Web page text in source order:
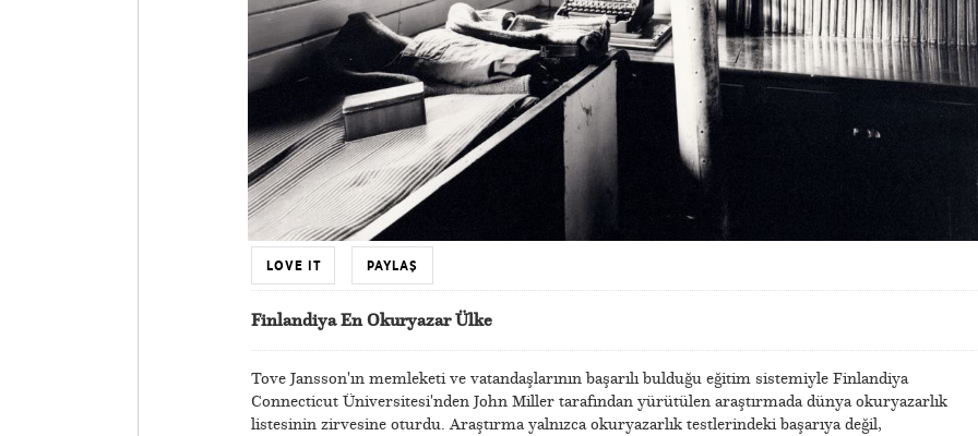
LOVE IT PAYLAŞ
Finlandiya En Okuryazar Ülke
Tove Jansson'ın memleketi ve vatandaşlarının başarılı bulduğu eğitim sistemiyle Finlandiya
Connecticut Üniversitesi'nden John Miller tarafından yürütülen araştırmada dünya okuryazarlık
listesinin zirvesine oturdu. Araştırma yalnızca okuryazarlık testlerindeki başarıya değil,